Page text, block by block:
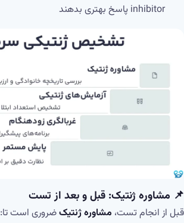
inhibitor پاسخ بهتری بدهند
📌 مشاوره ژنتیک: قبل و بعد از تست
قبل از انجام تست، مشاوره ژنتیکضروری است تا: